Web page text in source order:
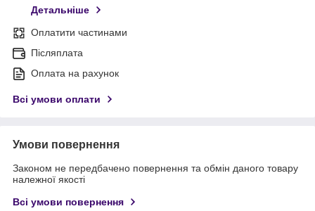
Детальніше
Оплатити частинами
Післяплата
Оплата на рахунок
Всі умови оплати
Умови повернення
Законом не передбачено повернення та обмін даного товару
належної якості
Всі умови повернення